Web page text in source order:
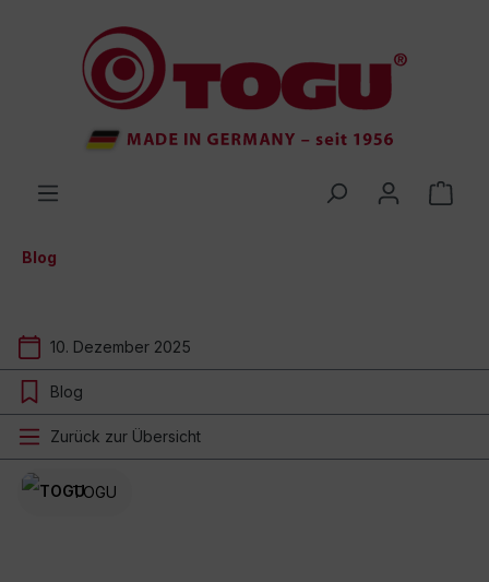
springen
Blog
10. Dezember 2025
Blog
Zurück zur Übersicht
TOGU